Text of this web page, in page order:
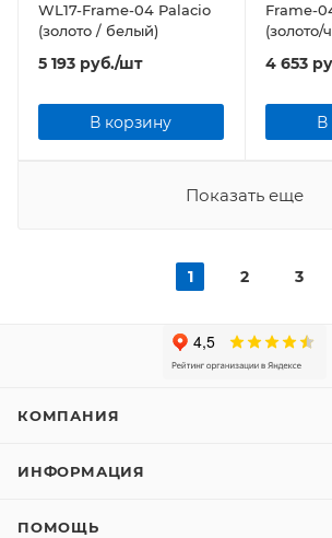
WL17-Frame-04 Palacio
(золото / белый)
5 193 руб./шт
В корзину
Frame-
(золото/
4 653
В
Показать еще
1 2 3
КОМПАНИЯ
ИНФОРМАЦИЯ
ПОМОЩЬ